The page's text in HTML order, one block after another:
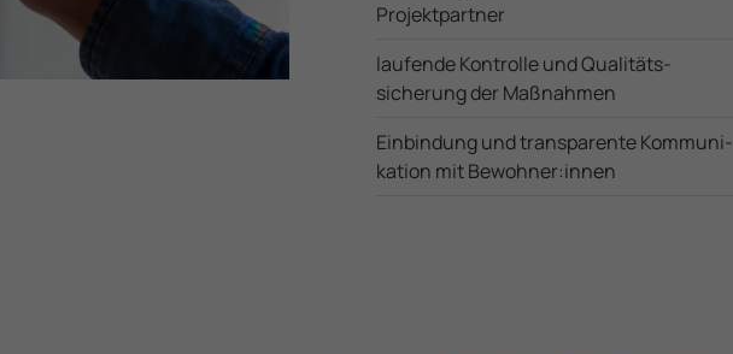
Projektpartner
laufende Kontrolle und Qualitäts­
sicherung der Maßnahmen
Einbindung und trans­parente Kom­muni­
ka­ti­on mit Bewohner­:innen